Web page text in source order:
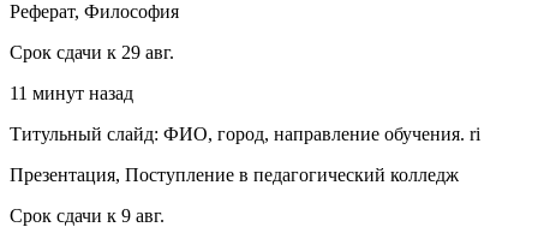
Реферат, Философия
Срок сдачи к 29 авг.
11 минут назад
Титульный слайд: ФИО, город, направление обучения. ri
Презентация, Поступление в педагогический колледж
Срок сдачи к 9 авг.